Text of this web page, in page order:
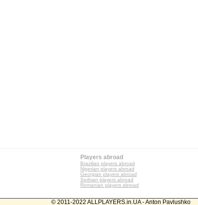
Players abroad
Brazilian players abroad
Nigerian players abroad
Georgian players abroad
Serbian players abroad
Romanian players abroad
© 2011-2022 ALLPLAYERS.in.UA - Anton Pavlushko